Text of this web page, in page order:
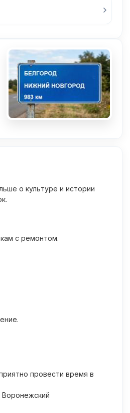
о культуре и истории
с ремонтом.
провести время в
Воронежский